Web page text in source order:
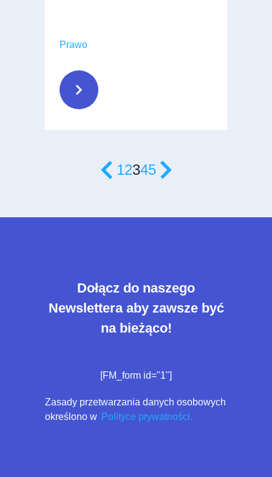
Prawo
12345
Dołącz do naszego
Newslettera aby zawsze być
na bieżąco!
[FM_form id="1"]
Zasady przetwarzania danych osobowych
określono w Polityce prywatności.